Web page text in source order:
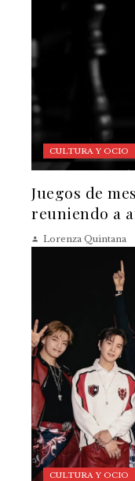
CULTURA Y OCIO
Juegos de
reuniendo a
Lorenza Quintana
CULTURA Y OCIO